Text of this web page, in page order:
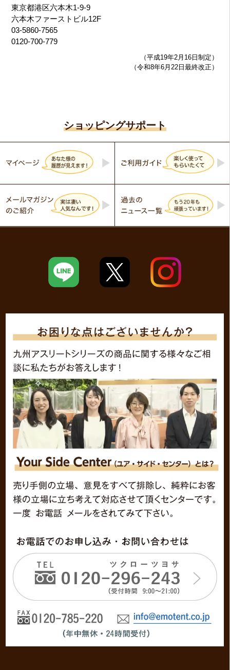
東京都港区六本木1-9-9
六本木ファーストビル12F
03-5860-7565
0120-700-779
（平成19年2月16日制定）
（令和8年6月22日最終改正）
ショッピングサポート